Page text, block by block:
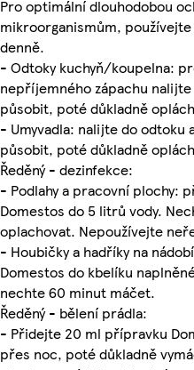
Pro optimální dlouhodobou
mikroorganismům,
denně.
- Odtoky kuchyň/koupelna:
nepříjemného zápachu
působit, poté důkladně
- Umyvadla: nalijte do
působit, poté důkladně
Ředěný - dezinfekce:
- Podlahy a pracovní plochy:
Domestos do 5 litrů vody.
oplachovat. Nepoužívejte
- Houbičky a hadříky na
Domestos do kbelíku
nechte 60 minut máčet.
Ředěný - bělení prádla:
- Přidejte 20 ml přípravku
přes noc, poté důkladně